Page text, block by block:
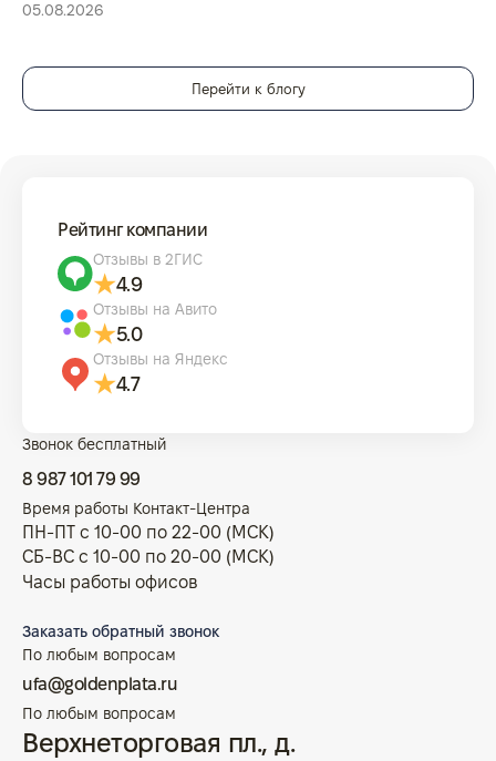
Перейти к блогу
05.08.2026
Рейтинг компании
Отзывы в 2ГИС
4.9
Отзывы на Авито
5.0
Отзывы на Яндекс
4.7
Звонок бесплатный
8 987 101 79 99
Время работы Контакт-Центра
ПН-ПТ с 10-00 по 22-00 (МСК)
СБ-ВС с 10-00 по 20-00 (МСК)
Часы работы офисов
Заказать обратный звонок
По любым вопросам
ufa@goldenplata.ru
По любым вопросам
Верхнеторговая пл., д.